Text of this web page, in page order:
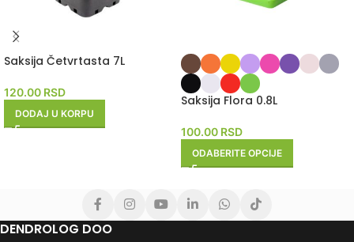
Saksija Četvrtasta 7L
120.00 RSD
DODAJ U KORPU
Saksija Flora 0.8L
100.00 RSD
ODABERITE OPCIJE
DENDROLOG DOO